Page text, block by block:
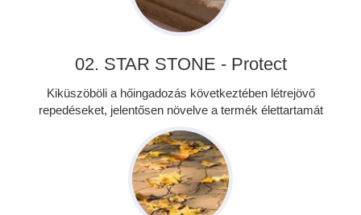
02. STAR STONE - Protect
Kiküszöböli a hőingadozás következtében létrejövő
repedéseket, jelentősen növelve a termék élettartamát